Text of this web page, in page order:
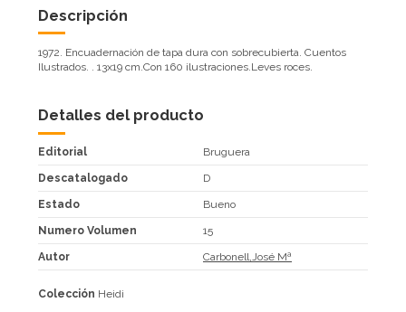
Descripción
1972. Encuadernación de tapa dura con sobrecubierta. Cuentos
Ilustrados. . 13x19 cm.Con 160 ilustraciones.Leves roces.
Detalles del producto
Editorial Bruguera
Descatalogado D
Estado Bueno
Numero Volumen 15
Autor Carbonell,José Mª
Colección Heidi